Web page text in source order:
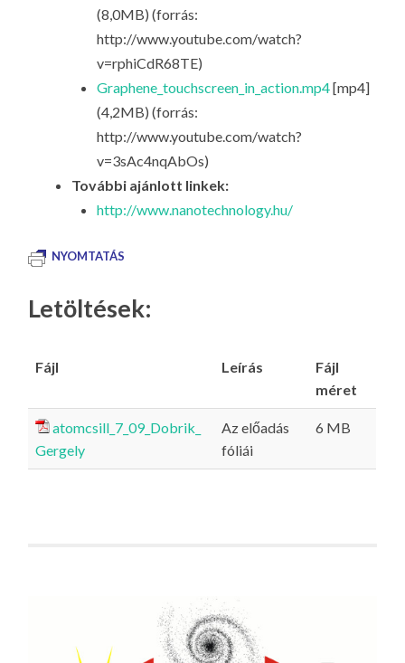
(8,0MB) (forrás:
http://www.youtube.com/watch?
v=rphiCdR68TE)
Graphene_touchscreen_in_action.mp4[mp4]
(4,2MB) (forrás:
http://www.youtube.com/watch?
v=3sAc4nqAbOs)
További ajánlott linkek:
http://www.nanotechnology.hu/
NYOMTATÁS
Letöltések:
Fájl Leírás
Fájl
méret
atomcsill_7_09_Dobrik_
Gergely
Az előadás
fóliái
6 MB